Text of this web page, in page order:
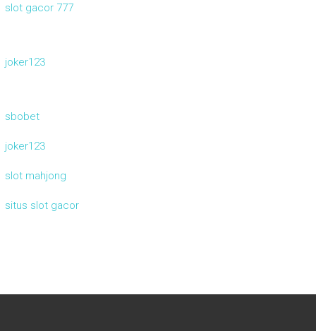
slot gacor 777
joker123
sbobet
joker123
slot mahjong
situs slot gacor